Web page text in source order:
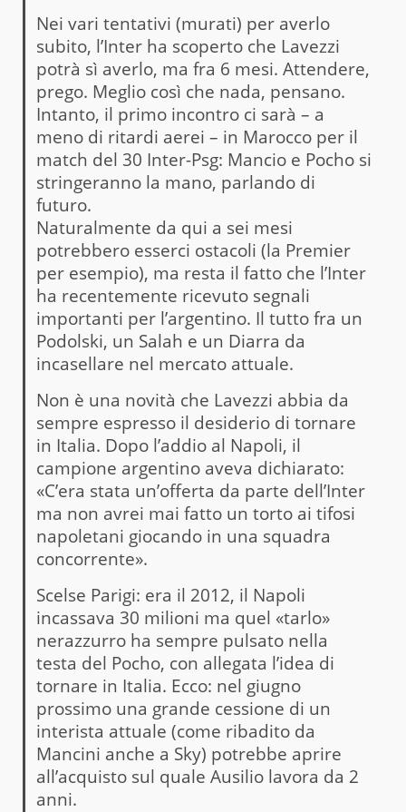
Nei vari tentativi (murati) per averlo
subito, l’Inter ha scoperto che Lavezzi
potrà sì averlo, ma fra 6 mesi. Attendere,
prego. Meglio così che nada, pensano.
Intanto, il primo incontro ci sarà – a
meno di ritardi aerei – in Marocco per il
match del 30 Inter-Psg: Mancio e Pocho si
stringeranno la mano, parlando di
futuro.
Naturalmente da qui a sei mesi
potrebbero esserci ostacoli (la Premier
per esempio), ma resta il fatto che l’Inter
ha recentemente ricevuto segnali
importanti per l’argentino. Il tutto fra un
Podolski, un Salah e un Diarra da
incasellare nel mercato attuale.
Non è una novità che Lavezzi abbia da
sempre espresso il desiderio di tornare
in Italia. Dopo l’addio al Napoli, il
campione argentino aveva dichiarato:
«C’era stata un’offerta da parte dell’Inter
ma non avrei mai fatto un torto ai tifosi
napoletani giocando in una squadra
concorrente».
Scelse Parigi: era il 2012, il Napoli
incassava 30 milioni ma quel «tarlo»
nerazzurro ha sempre pulsato nella
testa del Pocho, con allegata l’idea di
tornare in Italia. Ecco: nel giugno
prossimo una grande cessione di un
interista attuale (come ribadito da
Mancini anche a Sky) potrebbe aprire
all’acquisto sul quale Ausilio lavora da 2
anni.